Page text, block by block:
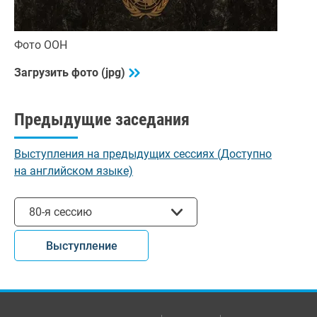
Фото ООН
Загрузить фото (jpg)
Предыдущие заседания
Выступления на предыдущих сессиях (Доступно
на английском языке)
80-я сессию
Выступление